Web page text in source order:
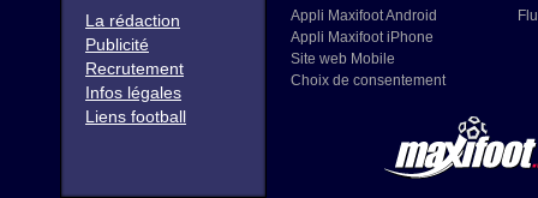
La rédaction
Publicité
Recrutement
Infos légales
Liens football
Appli Maxifoot Android
Appli Maxifoot iPhone
Site web Mobile
Choix de consentement